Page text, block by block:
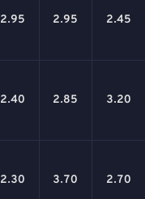
2.95 2.95 2.45
2.40 2.85 3.20
2.30 3.70 2.70